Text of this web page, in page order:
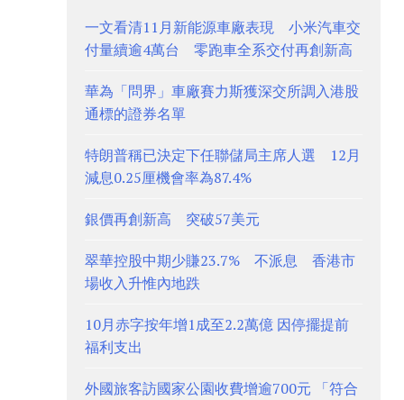
一文看清11月新能源車廠表現 小米汽車交
付量續逾4萬台 零跑車全系交付再創新高
華為「問界」車廠賽力斯獲深交所調入港股
通標的證券名單
特朗普稱已決定下任聯儲局主席人選 12月
減息0.25厘機會率為87.4%
銀價再創新高 突破57美元
翠華控股中期少賺23.7% 不派息 香港市
場收入升惟內地跌
10月赤字按年增1成至2.2萬億 因停擺提前
福利支出
外國旅客訪國家公園收費增逾700元 「符合